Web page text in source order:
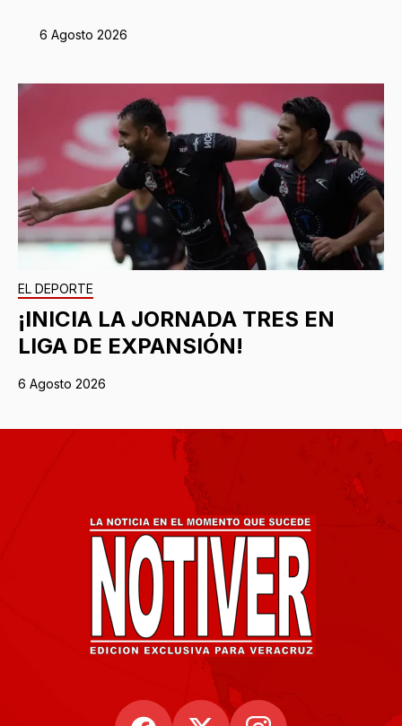
6 Agosto 2026
EL DEPORTE
¡INICIA LA JORNADA TRES EN
LIGA DE EXPANSIÓN!
6 Agosto 2026